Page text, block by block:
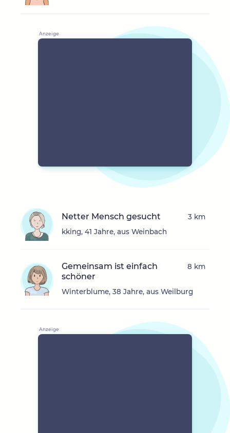
Netter Mensch gesucht
kking, 41 Jahre, aus Weinbach
3 km
Gemeinsam ist einfach
schöner
Winterblume, 38 Jahre, aus Weilburg
8 km